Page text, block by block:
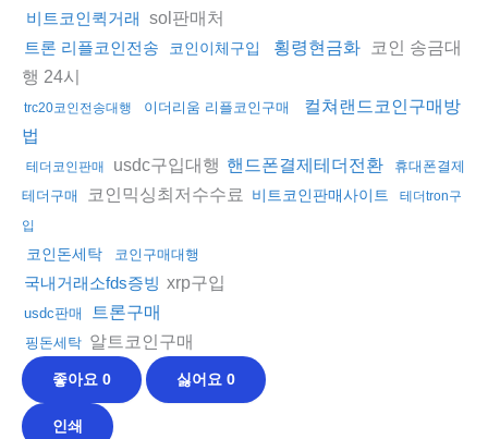
비트코인퀵거래 sol판매처
트론 리플코인전송 코인이체구입 횡령현금화
코인 송금대
행 24시
trc20코인전송대행 이더리움 리플코인구매
컬쳐랜드코인구매방
법
테더코인판매 usdc구입대행 핸드폰결제테더전환
휴대폰결제
테더구매
코인믹싱최저수수료 비트코인판매사이트
테더tron구
입
코인돈세탁 코인구매대행
국내거래소fds증빙 xrp구입
usdc판매 트론구매
핑돈세탁 알트코인구매
좋아요 0 싫어요 0
인쇄